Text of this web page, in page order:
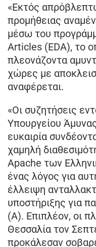
«Εκτός
προμήθειας
μέσω του
Articles (EDA), το
πλεονάζοντα
χώρες με
αναφέρεται.
«Οι συζητήσεις
Υπουργείου
ευκαιρία
χαμηλή
Apache των
ένας λόγος για
έλλειψη
υποστήριξης για
(A). Επιπλέον, οι
Θεσσαλία τον
προκάλεσαν